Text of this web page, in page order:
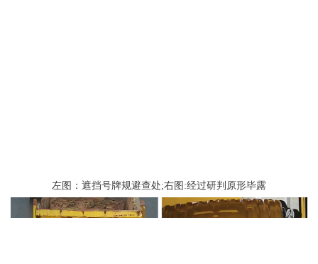
左图：遮挡号牌规避查处;右图:经过研判原形毕露